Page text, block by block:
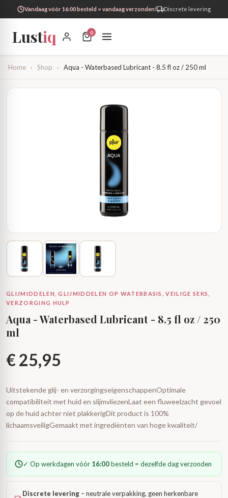
Vandaag vóór 16:00 besteld = vandaag verzonden! Discrete levering
Lustiq 0
Home › Shop › Aqua - Waterbased Lubricant - 8.5 fl oz / 250 ml
GLIJMIDDELEN, GLIJMIDDELEN OP WATERBASIS, VEILIGE SEKS,
VERZORGING HULP
Aqua - Waterbased Lubricant - 8.5 fl oz / 250
ml
€25,95
Uitstekende glij- en verzorgingseigenschappenOptimale
compatibiliteit met huid en slijmvliezenLaat een fluweelzacht gevoel
op de huid achter niet plakkerigDit product is 100%
lichaamsveiligGemaakt met ingrediënten van hoge kwaliteit/
✓ Op werkdagen vóór 16:00besteld = dezelfde dag verzonden
Discrete levering – neutrale verpakking, geen herkenbare